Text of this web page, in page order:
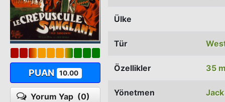
PUAN 10.00
Yorum Yap (0)
Ülke
Tür
Özellikler 35
Yönetmen